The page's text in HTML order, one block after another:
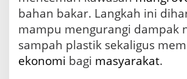
l
a
s
i
k
bahan bakar. Langkah ini
mampu mengurangi dampak
sampah plastik sekaligus
ekonomi bagi masyarakat.